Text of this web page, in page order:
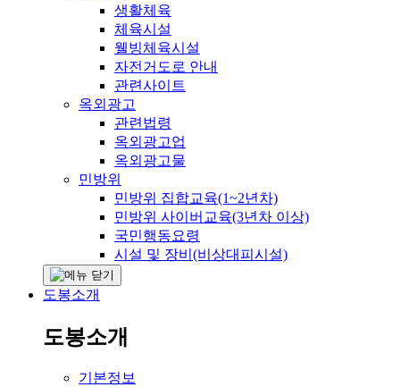
생활체육
체육시설
웰빙체육시설
자전거도로 안내
관련사이트
옥외광고
관련법령
옥외광고업
옥외광고물
민방위
민방위 집합교육(1~2년차)
민방위 사이버교육(3년차 이상)
국민행동요령
시설 및 장비(비상대피시설)
도봉소개
도봉소개
기본정보